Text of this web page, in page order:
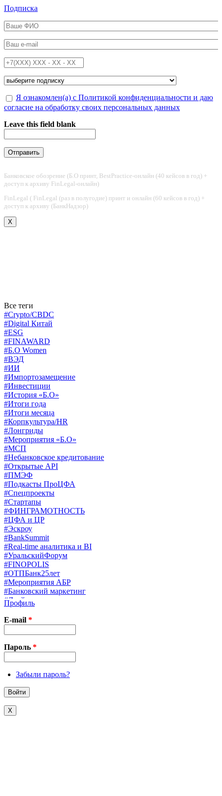
Перейти к основному содержанию
Подписка
ФИО*
Email*
Телефон*
Подписка на*
Обработка персональных данных*
Я ознакомлен(а) с Политикой конфиденциальности и даю
согласие на обработку своих персональных данных
Leave this field blank
Банковское обозрение (Б.О принт, BestPractice-онлайн (40 кейсов в год) +
доступ к архиву FinLegal-онлайн)
FinLegal ( FinLegal (раз в полугодие) принт и онлайн (60 кейсов в год) +
доступ к архиву (БанкНадзор)
X
Все теги
#Crypto/CBDC
#Digital Китай
#ESG
#FINAWARD
#Б.О Women
#ВЭД
#ИИ
#Импортозамещение
#Инвестиции
#История «Б.О»
#Итоги года
#Итоги месяца
#Корпкультура/HR
#Лонгриды
#Мероприятия «Б.О»
#МСП
#Небанковское кредитование
#Открытые API
#ПМЭФ
#Подкасты ПроЦФА
#Спецпроекты
#Стартапы
#ФИНГРАМОТНОСТЬ
#ЦФА и ЦР
#Эскроу
#BankSummit
#Real-time аналитика и BI
#УральскийФорум
#FINOPOLIS
#ОТПБанк25лет
#Мероприятия АБР
#Банковский маркетинг
#Драйверы страхования
#Финконгресс ЦБ
#PB&WM
#UX/CX
#Экосистемы
X
Профиль
E-mail *
Пароль *
Забыли пароль?
X